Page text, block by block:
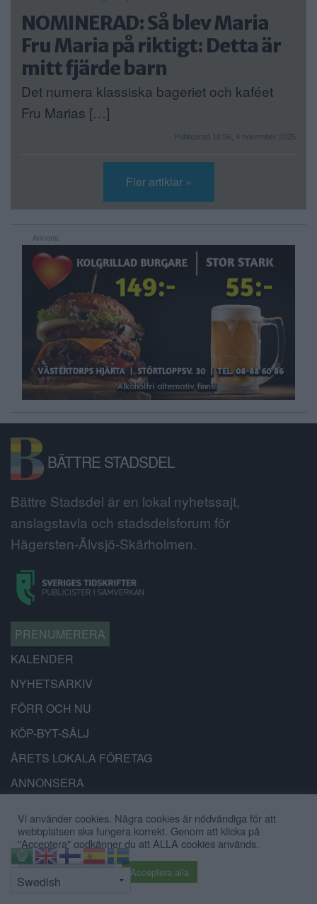
NOMINERAD: Så blev Maria
Fru Maria på riktigt: Detta är
mitt fjärde barn
Det numera klassiska bageriet och kaféet
Fru Marias […]
Publicerad 18:06, 4 november 2025
Fler artiklar »
Annons:
BÄTTRE STADSDEL
Bättre Stadsdel är en lokal nyhetssajt,
anslagstavla och stadsdelsforum för
Hägersten-Älvsjö-Skärholmen.
PRENUMERERA
KALENDER
NYHETSARKIV
FÖRR OCH NU
KÖP-BYT-SÄLJ
ÅRETS LOKALA FÖRETAG
ANNONSERA
Tipsa:
redaktionen@battrestadsdel.se
070-9449519
Vi använder cookies. Några cookies är nödvändiga för att
webbplatsen ska fungera korrekt. Genom att klicka på
"Acceptera" godkänner du att ALLA cookies används.
Acceptera alla